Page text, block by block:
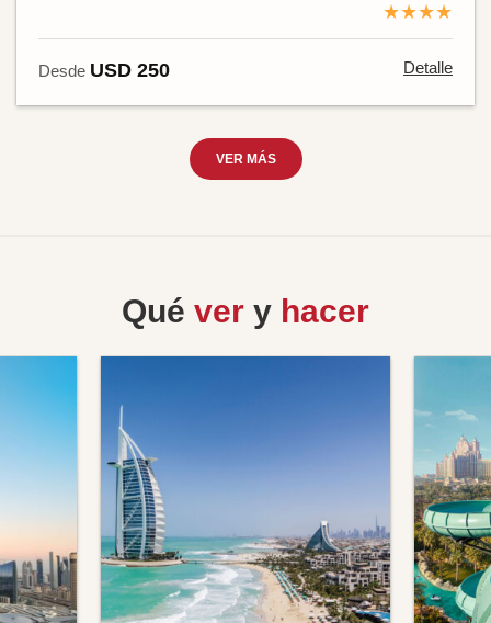
★★★★
Desde USD 250 Detalle
VER MÁS
Qué ver y hacer